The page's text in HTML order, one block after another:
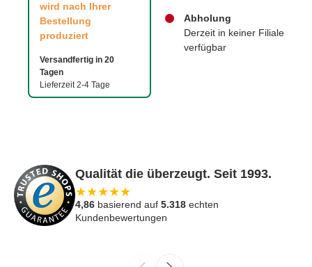
wird nach Ihrer
Bestellung
produziert
Versandfertig in 20
Tagen
Lieferzeit 2-4 Tage
Abholung
Derzeit in keiner Filiale
verfügbar
Qualität die überzeugt. Seit 1993.
★★★★★
4,86 basierend auf 5.318 echten
Kundenbewertungen